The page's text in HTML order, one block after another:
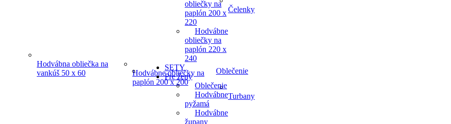
Oblečenie
obliečky na
paplón 200 x
220
Hodvábne
obliečky na
paplón 220 x
240
SETY
Pre ženy
Oblečenie
Hodvábne
pyžamá
Hodvábne
župany
Hodvábna obliečka na
vankúš 50 x 60
Hodvábne obliečky na
paplón 200 x 200
Čelenky
Turbany